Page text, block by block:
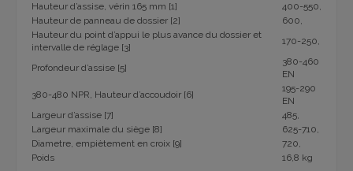
Hauteur d’assise, vérin 165 mm [1]
400-550,
Hauteur de panneau de dossier [2]
600,
Hauteur du point d’appui le plus avance du dossier et
intervalle de réglage [3]
170-250,
Profondeur d’assise [5]
380-460
EN
380-480 NPR, Hauteur d’accoudoir [6]
195-290
EN
Largeur d’assise [7]
485,
Largeur maximale du siège [8]
625-710,
Diametre, empiètement en croix [9]
720,
Poids
16,8 kg